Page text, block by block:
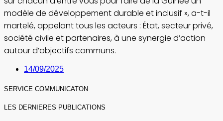
modèle de développement durable et inclusif », a-t-il
martelé, appelant tous les acteurs : État, secteur privé,
société civile et partenaires, à une synergie d’action
autour d’objectifs communs.
14/09/2025
SERVICE COMMUNICATON
LES DERNIERES PUBLICATIONS